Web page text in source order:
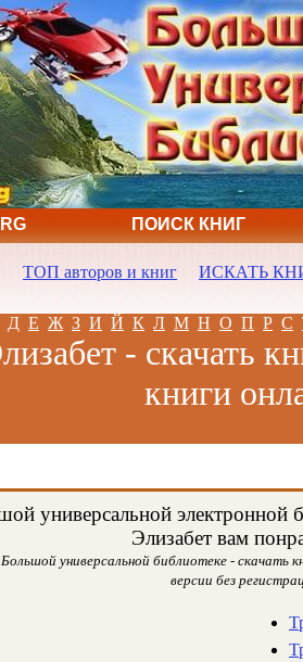
ПОИСК КНИГ
ТОП авторов и книг ИСКАТЬ
Д Е Ж З И Й К Л М Н О П Р С
- скачать
книги
универсальной электронной
Элизабет вам
универсальной библиотеке - скачать
версии без